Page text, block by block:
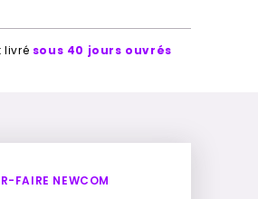
livré sous 40 jours ouvrés
FAIRE NEWCOM